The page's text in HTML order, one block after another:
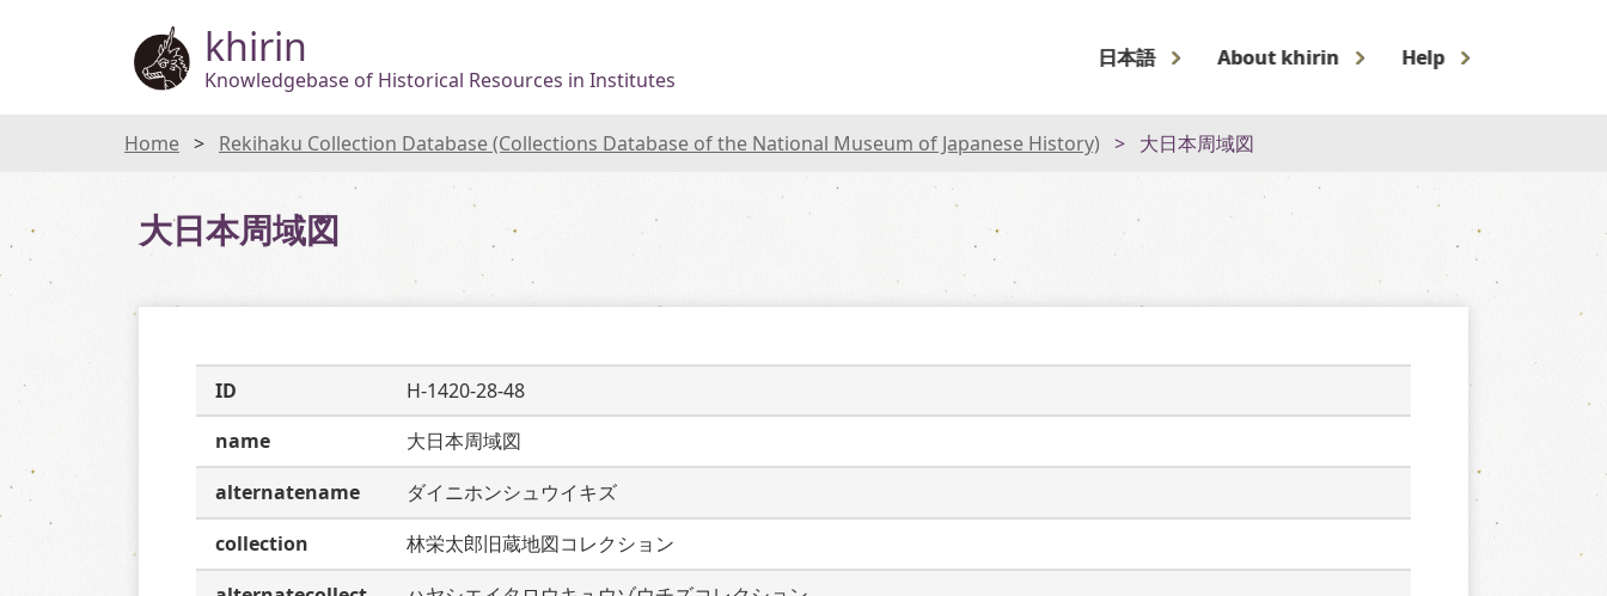
khirin
Knowledgebase of Historical Resources in Institutes
日本語 About khirin Help
Home Rekihaku Collection Database (Collections Database of the National Museum of Japanese History) 大日本周域図
大日本周域図
ID
H-1420-28-48
name
大日本周域図
alternatename
ダイニホンシュウイキズ
collection
林栄太郎旧蔵地図コレクション